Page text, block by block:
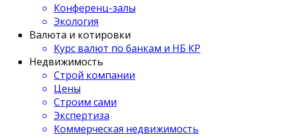
Конференц-залы
Экология
Валюта и котировки
Курс валют по банкам и НБ КР
Недвижимость
Строй компании
Цены
Строим сами
Экспертиза
Коммерческая недвижимость